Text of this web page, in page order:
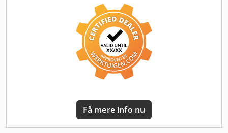
eksisterende køretøjsnøgler: 2 Generel tilstand: som vist på
billeder og ved besigtigelse Udstyr: som vist på billeder og
ved besigtigelse Eksisterende køretøjsdokumenter:
Registreringsattest I: Ja Registreringsattest II: Ja Farve: som
vist på billeder, jf. billeder og ved besigtigelse Køretøjs-ID
ZCFC135B405197028 Credpfozqa Nqsx Ahmef Tilstand:
Få mere info nu